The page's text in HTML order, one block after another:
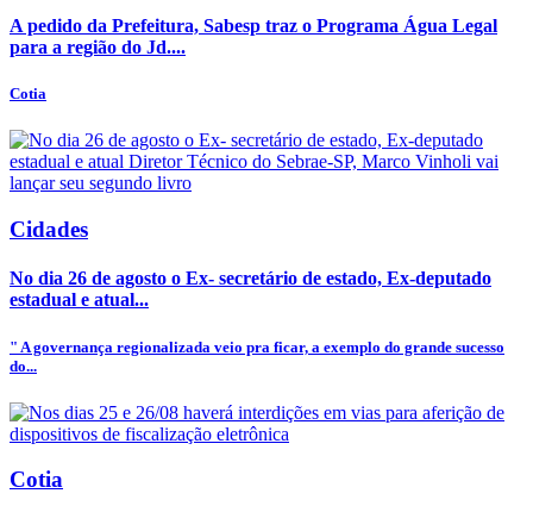
A pedido da Prefeitura, Sabesp traz o Programa Água Legal
para a região do Jd....
Cotia
Cidades
No dia 26 de agosto o Ex- secretário de estado, Ex-deputado
estadual e atual...
" A governança regionalizada veio pra ficar, a exemplo do grande sucesso
do...
Cotia